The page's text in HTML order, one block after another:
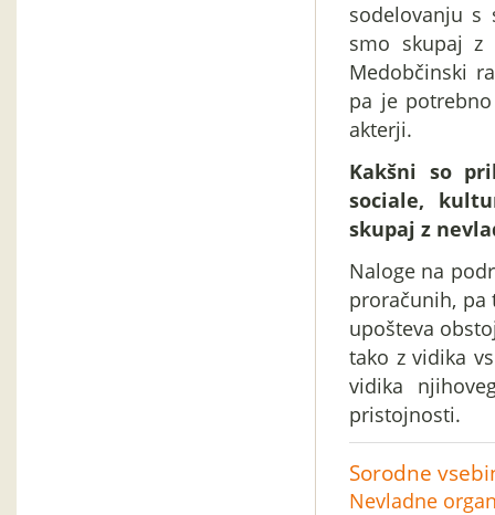
sodelovanju
smo skupaj z
Medobčinski
pa je
akterji.
Kakšni so
sociale,
skupaj z
Naloge na
proračunih,
upošteva
tako z vidika
vidika
pristojnosti.
Sorodne
Nevladne